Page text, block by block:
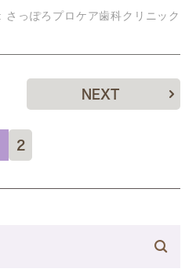
さっぽろプロケア歯科クリニック
2
NEXT